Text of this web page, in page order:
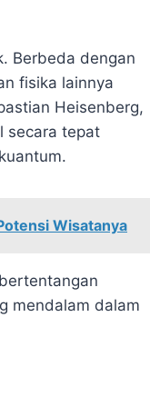
Berbeda dengan
fisika lainnya
Heisenberg,
secara tepat
Wisatanya
mendalam dalam